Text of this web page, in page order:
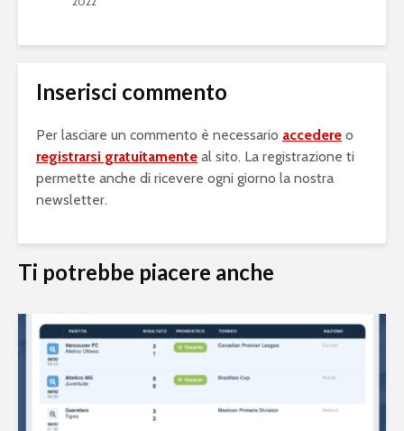
Inserisci commento
Per lasciare un commento è necessario accedere o
registrarsi gratuitamente al sito. La registrazione ti
permette anche di ricevere ogni giorno la nostra
newsletter.
Ti potrebbe piacere anche